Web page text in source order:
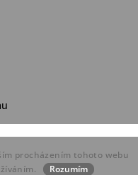
procházením tohoto webu
Rozumím
práva vyhrazena.